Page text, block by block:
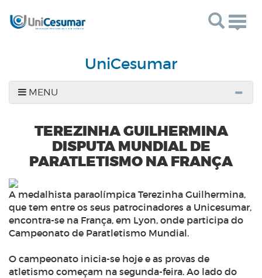
UniCesumar
MENU
TEREZINHA GUILHERMINA
DISPUTA MUNDIAL DE
PARATLETISMO NA FRANÇA
A medalhista paraolímpica Terezinha Guilhermina,
que tem entre os seus patrocinadores a Unicesumar,
encontra-se na França, em Lyon, onde participa do
Campeonato de Paratletismo Mundial.
O campeonato inicia-se hoje e as provas de
atletismo começam na segunda-feira. Ao lado do